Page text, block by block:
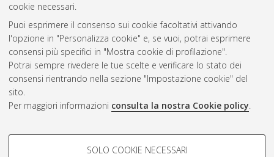
cookie necessari.
Puoi esprimere il consenso sui cookie facoltativi attivando
l'opzione in "Personalizza cookie" e, se vuoi, potrai esprimere
consensi più specifici in "Mostra cookie di profilazione".
Potrai sempre rivedere le tue scelte e verificare lo stato dei
consensi rientrando nella sezione "Impostazione cookie" del
sito.
Per maggiori informazioni consulta la nostra Cookie policy.
COOKIE DI PROFILAZIONE -
SOLO COOKIE NECESSARI
Atom
Rss 1.0
Rss 2.0
AMS Laurea
Impostazioni Cookie
Informativa sulla privacy